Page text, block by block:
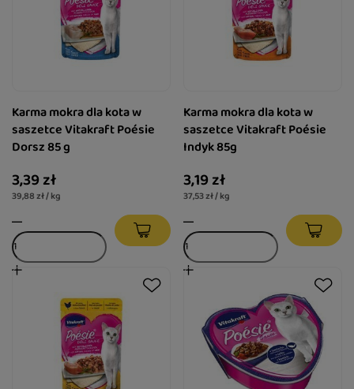
Karma mokra dla kota w
saszetce Vitakraft Poésie
Dorsz 85 g
3,39 zł
39,88 zł / kg
Karma mokra dla kota w
saszetce Vitakraft Poésie
Indyk 85g
3,19 zł
37,53 zł / kg